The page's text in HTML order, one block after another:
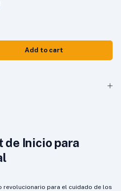
de Inicio para
revolucionario para el cuidado de los